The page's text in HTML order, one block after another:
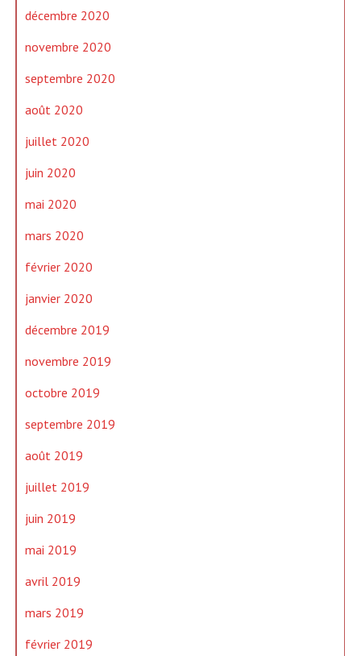
décembre 2020
novembre 2020
septembre 2020
août 2020
juillet 2020
juin 2020
mai 2020
mars 2020
février 2020
janvier 2020
décembre 2019
novembre 2019
octobre 2019
septembre 2019
août 2019
juillet 2019
juin 2019
mai 2019
avril 2019
mars 2019
février 2019